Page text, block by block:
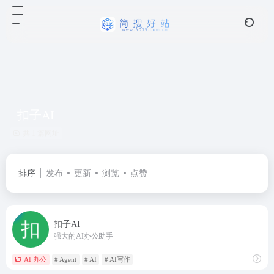
排序 发布 更新 浏览 点赞
扣子AI
强大的AI办公助手
AI 办公 # Agent # AI # AI写作